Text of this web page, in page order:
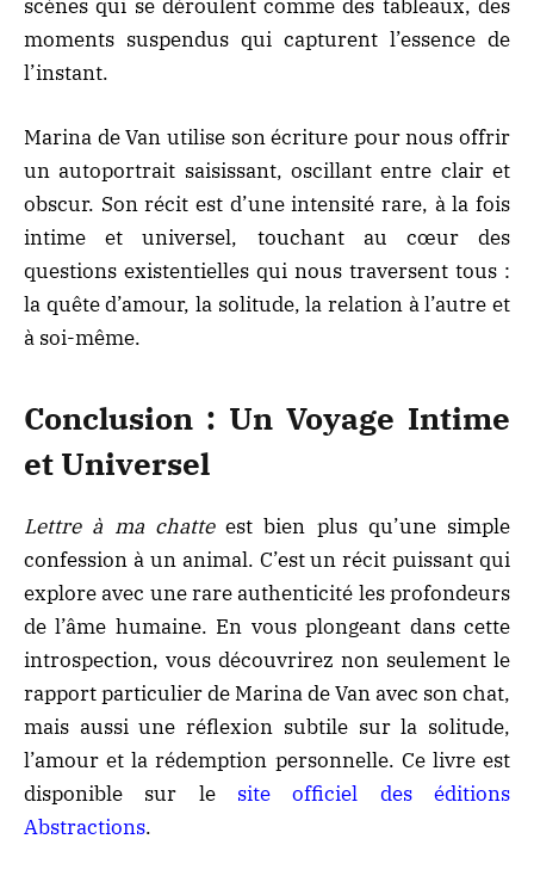
scènes qui se déroulent comme des tableaux, des
moments suspendus qui capturent l’essence de
l’instant.
Marina de Van utilise son écriture pour nous offrir
un autoportrait saisissant, oscillant entre clair et
obscur. Son récit est d’une intensité rare, à la fois
intime et universel, touchant au cœur des
questions existentielles qui nous traversent tous :
la quête d’amour, la solitude, la relation à l’autre et
à soi-même.
Conclusion : Un Voyage Intime
et Universel
Lettre à ma chatteest bien plus qu’une simple
confession à un animal. C’est un récit puissant qui
explore avec une rare authenticité les profondeurs
de l’âme humaine. En vous plongeant dans cette
introspection, vous découvrirez non seulement le
rapport particulier de Marina de Van avec son chat,
mais aussi une réflexion subtile sur la solitude,
l’amour et la rédemption personnelle. Ce livre est
disponible sur le site officiel des éditions
Abstractions.